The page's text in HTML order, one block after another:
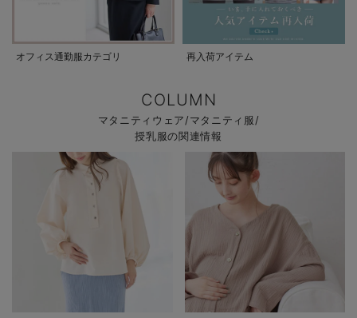
オフィス通勤服カテゴリ 再入荷アイテム
COLUMN
マタニティウェア/マタニティ服/
授乳服の関連情報